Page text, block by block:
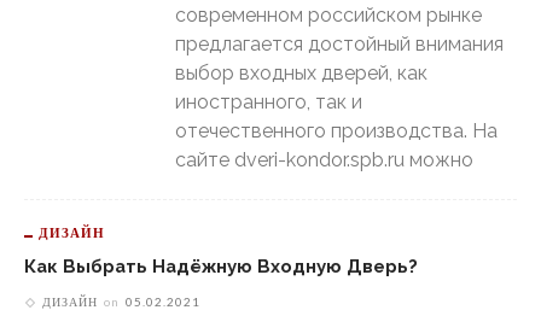
современном российском рынке
предлагается достойный внимания
выбор входных дверей, как
иностранного, так и
отечественного производства. На
сайте dveri-kondor.spb.ru можно
ДИЗАЙН
Как Выбрать Надёжную Входную Дверь?
ДИЗАЙН on 05.02.2021